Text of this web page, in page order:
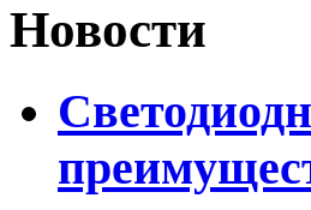
Новости